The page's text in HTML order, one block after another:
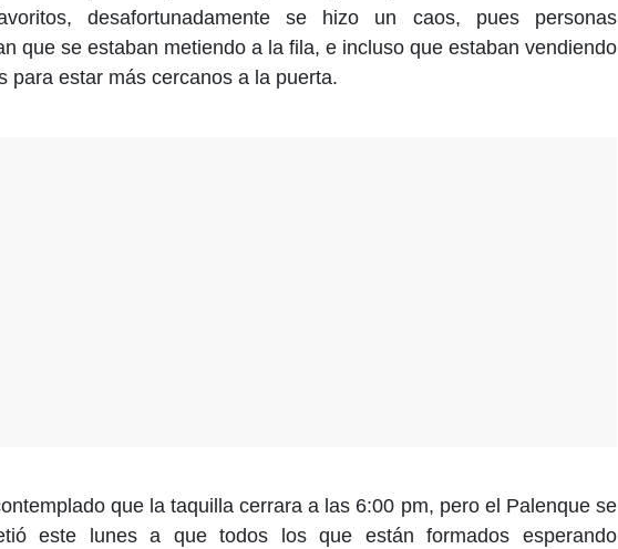
desafortunadamente se hizo un caos, pues personas
que se estaban metiendo a la fila, e incluso que estaban vendiendo
para estar más cercanos a la puerta.
que la taquilla cerrara a las 6:00 pm, pero el Palenque se
este lunes a que todos los que están formados esperando